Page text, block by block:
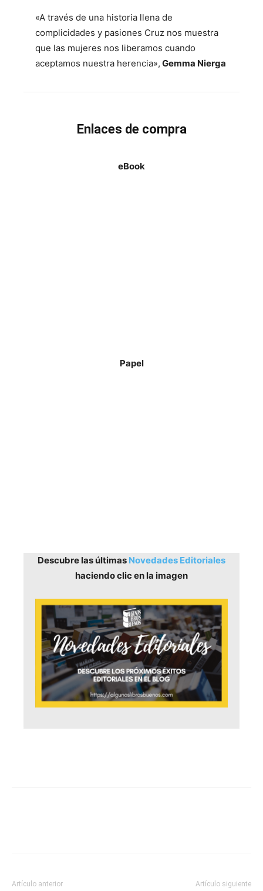
«A través de una historia llena de
complicidades y pasiones Cruz nos muestra
que las mujeres nos liberamos cuando
aceptamos nuestra herencia», Gemma Nierga
Enlaces de compra
eBook
Papel
Descubre las últimas Novedades Editoriales
haciendo clic en la imagen
Artículo anterior Artículo siguiente